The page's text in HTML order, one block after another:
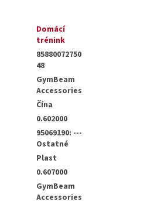
Domácí
trénink
85880072750
48
GymBeam
Accessories
Čína
0.602000
95069190: ---
Ostatné
Plast
0.607000
GymBeam
Accessories